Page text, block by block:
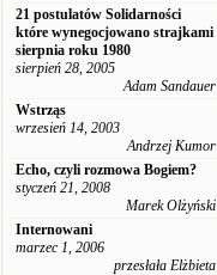
21 postulatów Solidarności
które wynegocjowano strajkami
sierpnia roku 1980
sierpień 28, 2005
Adam Sandauer
Wstrząs
wrzesień 14, 2003
Andrzej Kumor
Echo, czyli rozmowa Bogiem?
styczeń 21, 2008
Marek Olżyński
Internowani
marzec 1, 2006
przesłała Elżbieta